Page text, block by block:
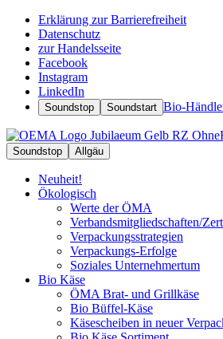
Erklärung zur Barrierefreiheit
Datenschutz
zur Handelsseite
Facebook
Instagram
LinkedIn
Soundstop Soundstart Bio-
Soundstop Allgäu
Neuheit!
Ökologisch
Werte der ÖMA
Verbandsmitgliedschaften/
Verpackungsstrategien
Verpackungs-Erfolge
Soziales Unternehmertum
Bio Käse
ÖMA Brat- und Grillkäse
Bio Büffel-Käse
Käsescheiben in neuer